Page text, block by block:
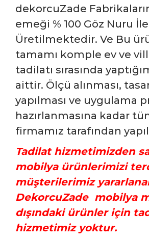
dekorcuZade
emeği % 100 Göz Nuru İle
Üretilmektedir. Ve Bu
tamamı komple ev ve
tadilatı sırasında
aittir. Ölçü alınması,
yapılması ve uygulama
hazırlanmasına kadar
firmamız tarafından
Tadilat hizmetimizden
mobilya ürünlerimizi
müşterilerimiz
DekorcuZade mobilya
dışındaki ürünler için
hizmetimiz yoktur.